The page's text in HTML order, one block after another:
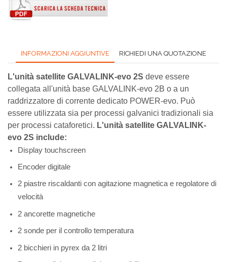
INFORMAZIONI AGGIUNTIVE RICHIEDI UNA QUOTAZIONE
L'unità satellite GALVALINK-evo 2S deve essere
collegata all'unità base GALVALINK-evo 2B o a un
raddrizzatore di corrente dedicato POWER-evo. Può
essere utilizzata sia per processi galvanici tradizionali sia
per processi cataforetici. L'unità satellite GALVALINK-
evo 2S include:
Display touchscreen
Encoder digitale
2 piastre riscaldanti con agitazione magnetica e regolatore di
velocità
2 ancorette magnetiche
2 sonde per il controllo temperatura
2 bicchieri in pyrex da 2 litri